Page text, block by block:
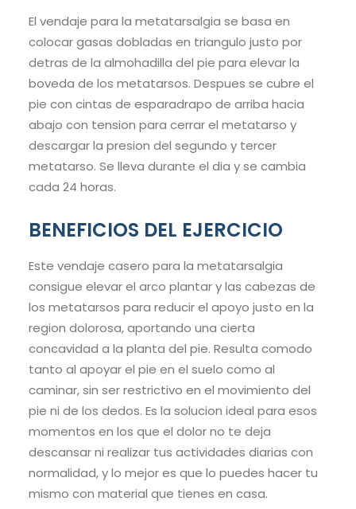
El vendaje para la metatarsalgia se basa en
colocar gasas dobladas en triangulo justo por
detras de la almohadilla del pie para elevar la
boveda de los metatarsos. Despues se cubre el
pie con cintas de esparadrapo de arriba hacia
abajo con tension para cerrar el metatarso y
descargar la presion del segundo y tercer
metatarso. Se lleva durante el dia y se cambia
cada 24 horas.
BENEFICIOS DEL EJERCICIO
Este vendaje casero para la metatarsalgia
consigue elevar el arco plantar y las cabezas de
los metatarsos para reducir el apoyo justo en la
region dolorosa, aportando una cierta
concavidad a la planta del pie. Resulta comodo
tanto al apoyar el pie en el suelo como al
caminar, sin ser restrictivo en el movimiento del
pie ni de los dedos. Es la solucion ideal para esos
momentos en los que el dolor no te deja
descansar ni realizar tus actividades diarias con
normalidad, y lo mejor es que lo puedes hacer tu
mismo con material que tienes en casa.